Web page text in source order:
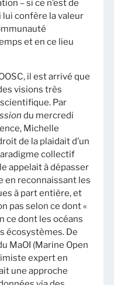
– si ce n’est de
confère la valeur
et en ce lieu
il est arrivé que
visions très
Par
du mercredi
Michelle
de la plaidait d’un
collectif
appelait à dépasser
en reconnaissant les
à part entière, et
pas selon ce dont «
ce dont les océans
écosystèmes. De
MaOI (Marine Open
expert en
une approche